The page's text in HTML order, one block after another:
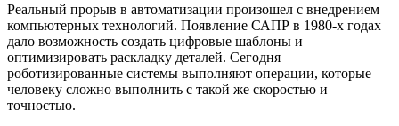
Реальный прорыв в автоматизации произошел с внедрением
компьютерных технологий. Появление САПР в 1980-х годах
дало возможность создать цифровые шаблоны и
оптимизировать раскладку деталей. Сегодня
роботизированные системы выполняют операции, которые
человеку сложно выполнить с такой же скоростью и
точностью.